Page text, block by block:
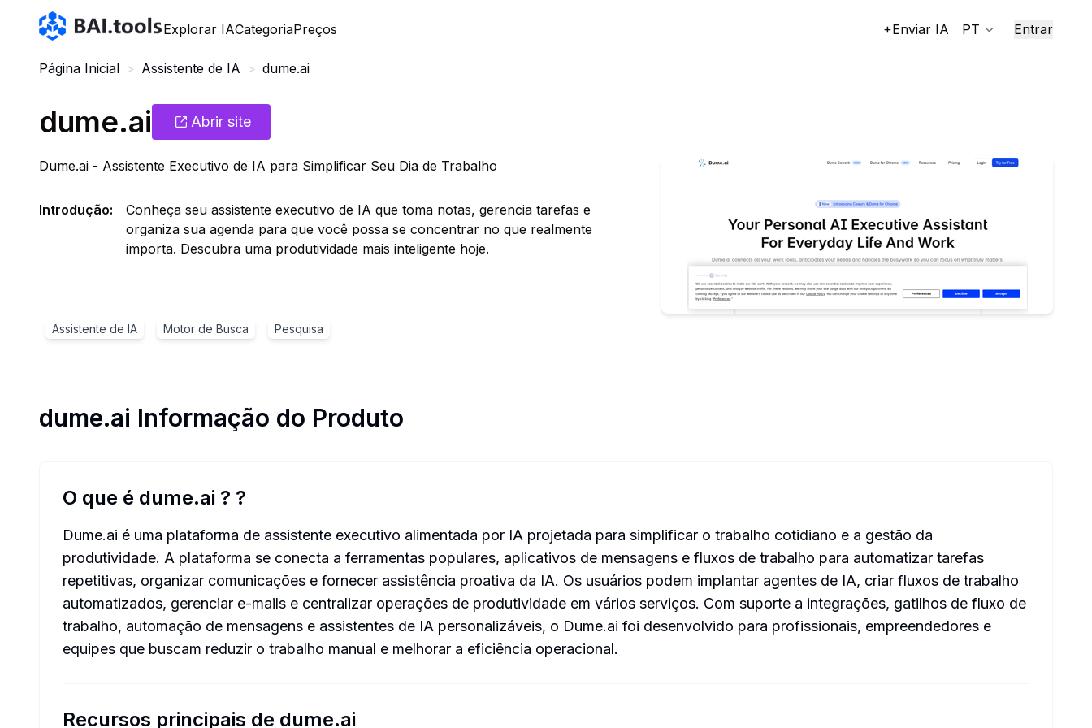
Bai.tools
Explorar IACategoriaPreços +Enviar IA PT Entrar
Página Inicial > Assistente de IA > dume.ai
dume.ai Abrir site
Dume.ai - Assistente Executivo de IA para Simplificar Seu Dia de Trabalho
Introdução:
Conheça seu assistente executivo de IA que toma notas, gerencia tarefas e
organiza sua agenda para que você possa se concentrar no que realmente
importa. Descubra uma produtividade mais inteligente hoje.
Assistente de IA Motor de Busca Pesquisa
dume.ai Informação do Produto
O que é dume.ai ? ?
Dume.ai é uma plataforma de assistente executivo alimentada por IA projetada para simplificar o trabalho cotidiano e a gestão da
produtividade. A plataforma se conecta a ferramentas populares, aplicativos de mensagens e fluxos de trabalho para automatizar tarefas
repetitivas, organizar comunicações e fornecer assistência proativa da IA. Os usuários podem implantar agentes de IA, criar fluxos de trabalho
automatizados, gerenciar e-mails e centralizar operações de produtividade em vários serviços. Com suporte a integrações, gatilhos de fluxo de
trabalho, automação de mensagens e assistentes de IA personalizáveis, o Dume.ai foi desenvolvido para profissionais, empreendedores e
equipes que buscam reduzir o trabalho manual e melhorar a eficiência operacional.
Recursos principais de dume.ai